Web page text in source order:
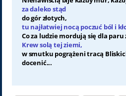
za daleko stąd
do gór złotych,
tu najłatwiej nocą poczuć ból i
Co za ludzie mordują się dla paru
Krew solą tej ziemi,
w smutku pogrążeni tracą
docenić...